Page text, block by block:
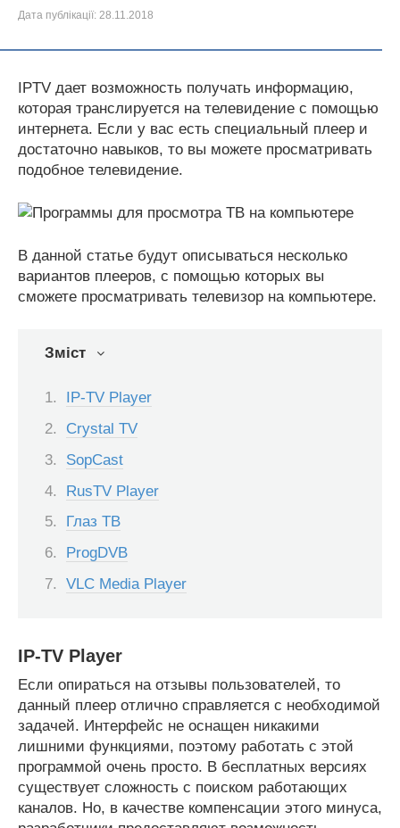
Дата публікації: 28.11.2018
IPTV дает возможность получать информацию,
которая транслируется на телевидение с помощью
интернета. Если у вас есть специальный плеер и
достаточно навыков, то вы можете просматривать
подобное телевидение.
В данной статье будут описываться несколько
вариантов плееров, с помощью которых вы
сможете просматривать телевизор на компьютере.
Зміст
IP-TV Player
Crystal TV
SopCast
RusTV Player
Глаз ТВ
ProgDVB
VLC Media Player
IP-TV Player
Если опираться на отзывы пользователей, то
данный плеер отлично справляется с необходимой
задачей. Интерфейс не оснащен никакими
лишними функциями, поэтому работать с этой
программой очень просто. В бесплатных версиях
существует сложность с поиском работающих
каналов. Но, в качестве компенсации этого минуса,